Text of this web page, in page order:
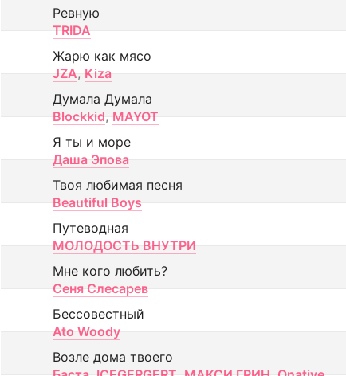
Ревную
TRIDA
Жарю как мясо
JZA, Kiza
Думала Думала
Blockkid, MAYOT
Я ты и море
Даша Эпова
Твоя любимая песня
Beautiful Boys
Путеводная
МОЛОДОСТЬ ВНУТРИ
Мне кого любить?
Сеня Слесарев
Бессовестный
Ato Woody
Возле дома твоего